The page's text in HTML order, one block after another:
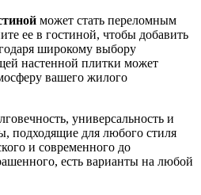
может стать переломным
ее в гостиной, чтобы добавить
широкому выбору
настенной плитки может
вашего жилого
универсальность и
подходящие для любого стиля
и современного до
есть варианты на любой